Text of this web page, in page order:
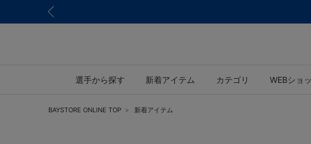
選手から探す 新着アイテム カテゴリ WEBショ
BAYSTORE ONLINE TOP 新着アイテム